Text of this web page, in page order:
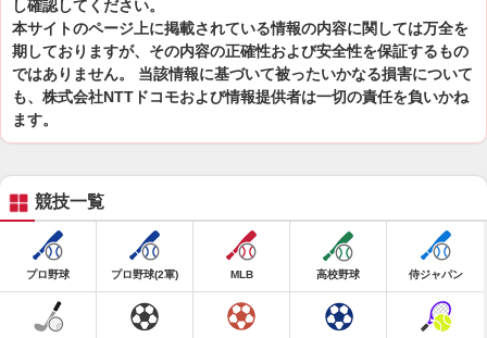
し確認してください。
本サイトのページ上に掲載されている情報の内容に関しては万全を
期しておりますが、その内容の正確性および安全性を保証するもの
ではありません。 当該情報に基づいて被ったいかなる損害について
も、株式会社NTTドコモおよび情報提供者は一切の責任を負いかね
ます。
競技一覧
プロ野球 プロ野球(2軍) MLB 高校野球 侍ジャパン